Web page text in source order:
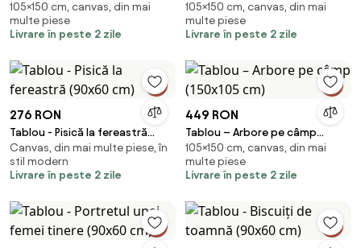
(150x105 cm)
105×150 cm, canvas, din mai
multe piese
Livrare în peste 2 zile
(150x105 cm)
105×150 cm, canvas, din mai
multe piese
Livrare în peste 2 zile
276 RON
Tablou - Pisică la fereastră
(90x60 cm)
Canvas, din mai multe piese, în
stil modern
Livrare în peste 2 zile
449 RON
Tablou – Arbore pe câmp
(150x105 cm)
105×150 cm, canvas, din mai
multe piese
Livrare în peste 2 zile